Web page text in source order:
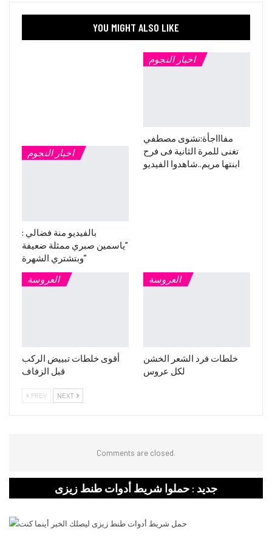
YOU MIGHT ALSO LIKE
اخبار النجوم
بالفيديو منة فضالي :
“ياسمين صبري ممثلة ضعيفة
وبتشتري الشهرة”
اخبار النجوم
مفاااجأة:نشوى مصطفي
تغنى للمرة الثانية فى فرح
ابنتها مريم..شاهدوا الفيديو
العروسة
أقوى خلطات تبييض الركب
قبل الزفاف
العروسة
خلطات فرد الشعر الخشن
لكل عروس
PREV NEXT
Comments are closed.
جديد : حملوا شريط أدوات طنط زيزى